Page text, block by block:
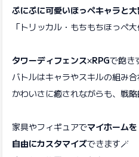
ぷにぷに可愛いほっぺキャラと
「トリッカル・もちもちほっペ大
タワーディフェンス×RPGで飽き
バトルはキャラやスキルの組み合
かわいさに癒されながらも、戦
家具やフィギュアでマイホームを
自由にカスタマイズできます🪄